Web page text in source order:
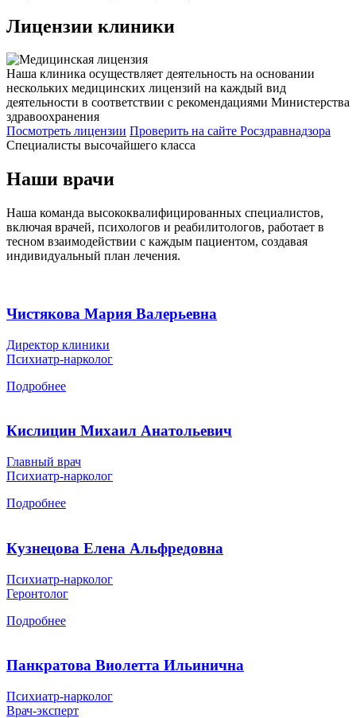
Лицензии клиники
Наша клиника осуществляет деятельность на основании
нескольких медицинских лицензий на каждый вид
деятельности в соответствии с рекомендациями Министерства
здравоохранения
Посмотреть лицензии Проверить на сайте Росздравнадзора
Специалисты высочайшего класса
Наши врачи
Наша команда высококвалифицированных специалистов,
включая врачей, психологов и реабилитологов, работает в
тесном взаимодействии с каждым пациентом, создавая
индивидуальный план лечения.
Чистякова Мария Валерьевна
Директор клиники
Психиатр-нарколог
Подробнее
Кислицин Михаил Анатольевич
Главный врач
Психиатр-нарколог
Подробнее
Кузнецова Елена Альфредовна
Психиатр-нарколог
Геронтолог
Подробнее
Панкратова Виолетта Ильинична
Психиатр-нарколог
Врач-эксперт